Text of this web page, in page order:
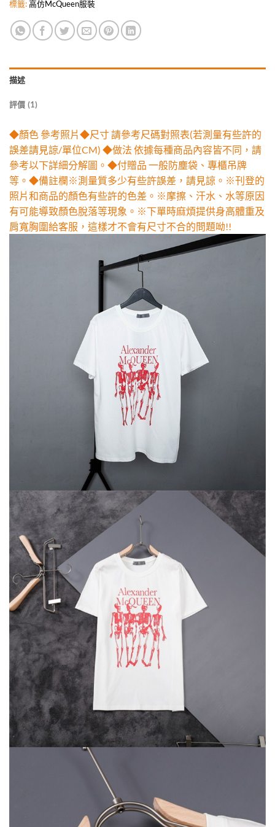
標籤:高仿McQueen服裝
描述
評價 (1)
◆顏色 參考照片◆尺寸 請參考尺碼對照表(若測量有些許的
誤差請見諒/單位CM) ◆做法 依據每種商品內容皆不同，請
參考以下詳細分解圖。◆付贈品 一般防塵袋、專櫃吊牌
等。◆備註欄※測量質多少有些許誤差，請見諒。※刊登的
照片和商品的顏色有些許的色差。※摩擦、汗水、水等原因
有可能導致顏色脫落等現象。※下單時麻煩提供身高體重及
肩寬胸圍給客服，這樣才不會有尺寸不合的問題呦!!